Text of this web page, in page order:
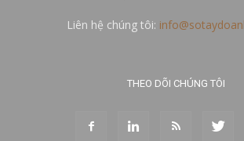
Liên hệ chúng tôi:
THEO DÕI CHÚNG TÔI